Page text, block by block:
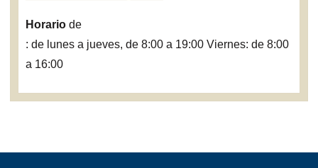
Horario de
: de lunes a jueves, de 8:00 a 19:00 Viernes: de 8:00
a 16:00